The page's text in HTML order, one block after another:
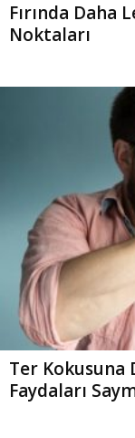
Fırında Daha
Noktaları
Ter Kokusuna
Faydaları